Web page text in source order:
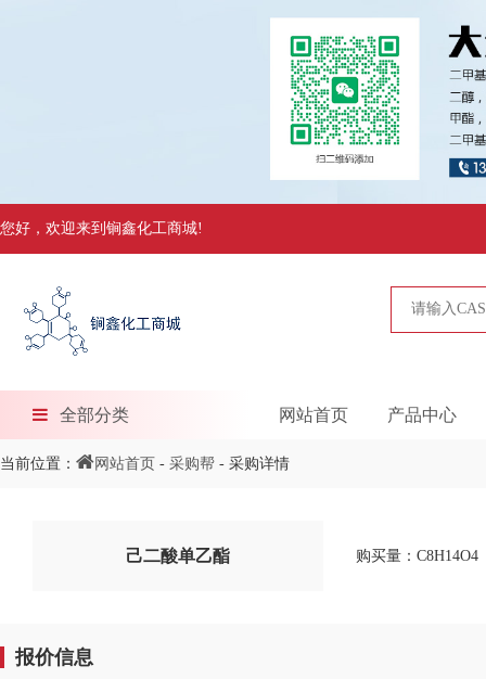
您好，欢迎来到锏鑫化工商城!
全部分类 网站首页 产品中心
当前位置： 网站首页 - 采购帮 - 采购详情
己二酸单乙酯 购买量：C8H14O4
报价信息